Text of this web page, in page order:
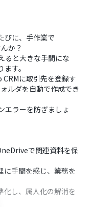
びに、手作業で
か？
ると大きな手間にな
す。
に取引先を登録す
ルダを自動で作成でき
エラーを防ぎましょ
で関連資料を保
に手間を感じ、業務を
化し、属人化の解消を